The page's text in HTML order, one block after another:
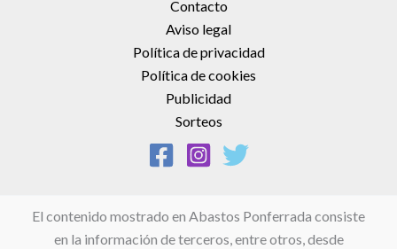
Contacto
Aviso legal
Política de privacidad
Política de cookies
Publicidad
Sorteos
El contenido mostrado en Abastos Ponferrada consiste
en la información de terceros, entre otros, desde